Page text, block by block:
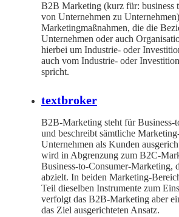
B2B Marketing (kurz für: business
von Unternehmen zu
Marketingmaßnahmen, die die
Unternehmen oder auch
hierbei um Industrie- oder
auch vom Industrie- oder
spricht.
textbroker
B2B-Marketing steht für Business-
und beschreibt sämtliche
Unternehmen als Kunden
wird in Abgrenzung zum B2C-
Business-to-Consumer-Marketing,
abzielt. In beiden Marketing-
Teil dieselben Instrumente zum
verfolgt das B2B-Marketing aber
das Ziel ausgerichteten Ansatz.